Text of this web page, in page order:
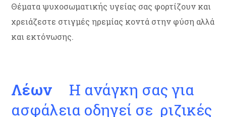
Θέματα ψυχοσωματικής υγείας σας φορτίζουν και
χρειάζεστε στιγμές ηρεμίας κοντά στην φύση αλλά
και εκτόνωσης.
ΛέωνΗ ανάγκη σας για
ασφάλεια οδηγεί σε ριζικές